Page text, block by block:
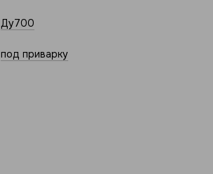
Ду700
под приварку